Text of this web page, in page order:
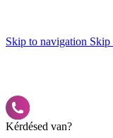
Skip to navigation Skip
Kérdésed van?